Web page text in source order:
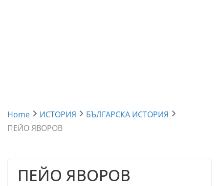
Home ИСТОРИЯ
БЪЛГАРСКА ИСТОРИЯ
ПЕЙО ЯВОРОВ
ПЕЙО ЯВОРОВ